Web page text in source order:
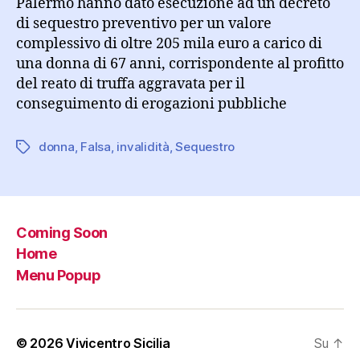
Palermo hanno dato esecuzione ad un decreto
di sequestro preventivo per un valore
complessivo di oltre 205 mila euro a carico di
una donna di 67 anni, corrispondente al profitto
del reato di truffa aggravata per il
conseguimento di erogazioni pubbliche
Tag donna, Falsa, invalidità,Sequestro
Coming Soon
Home
Menu Popup
© 2026Vivicentro Sicilia Su ↑